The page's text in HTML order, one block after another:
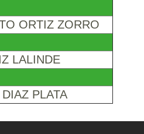
ORTIZ ZORRO
LALINDE
PLATA